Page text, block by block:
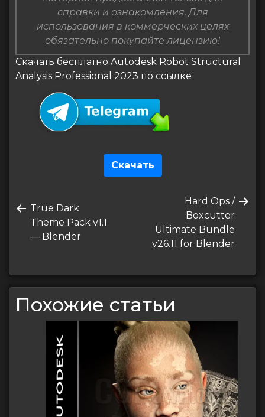
справки и ознакомления. Для
использования в коммерческих целях
обязательно покупайте лицензию!
Скачать бесплатно Autodesk Robot Structural
Analysis Professional 2023 по ссылке
Скачать
по
записям
Предыдущая
запись
True Dark
Theme Pack v1.1
— Blender
Следующая
запись
Hard Ops /
Boxcutter
Ultimate Bundle
v26.11 for Blender
Похожие статьи